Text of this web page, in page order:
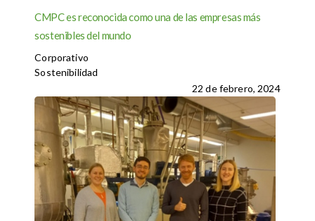
CMPC es reconocida como una de las empresas más
sostenibles del mundo
Corporativo
Sostenibilidad
22 de febrero, 2024